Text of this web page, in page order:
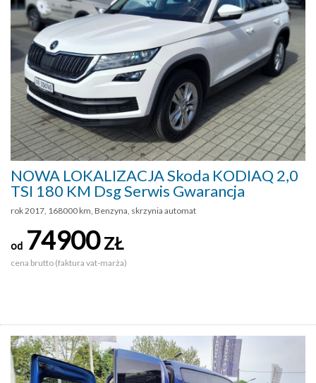
NOWA LOKALIZACJA Skoda KODIAQ 2,0
TSI 180 KM Dsg Serwis Gwarancja
rok 2017, 168000 km, Benzyna, skrzynia automat
od 74900ZŁ
cena brutto (faktura vat-marża)